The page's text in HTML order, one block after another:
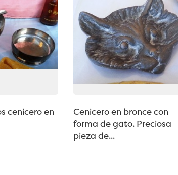
cenicero en
Cenicero en bronce con
forma de gato. Preciosa
pieza de...